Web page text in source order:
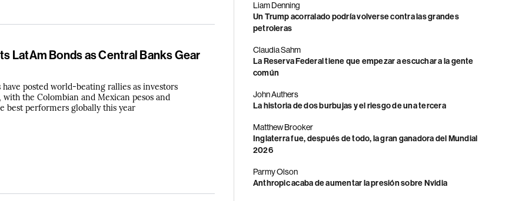
LatAm Bonds as Central Banks Gear
have posted world-beating rallies as investors
with the Colombian and Mexican pesos and
best performers globally this year
Liam Denning
Un Trump acorralado podría volverse contra las grandes
petroleras
Claudia Sahm
La Reserva Federal tiene que empezar a escuchar a la gente
común
John Authers
La historia de dos burbujas y el riesgo de una tercera
Matthew Brooker
Inglaterra fue, después de todo, la gran ganadora del Mundial
2026
Parmy Olson
Anthropic acaba de aumentar la presión sobre Nvidia